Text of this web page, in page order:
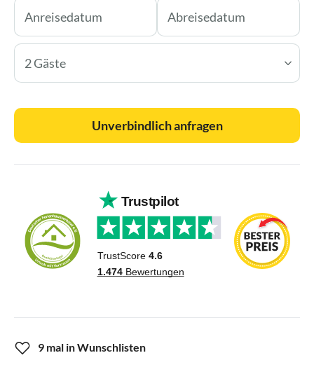
2 Gäste
Unverbindlich anfragen
9 mal in Wunschlisten